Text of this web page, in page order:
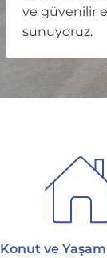
ve güvenilir
sunuyoruz.
Konut ve